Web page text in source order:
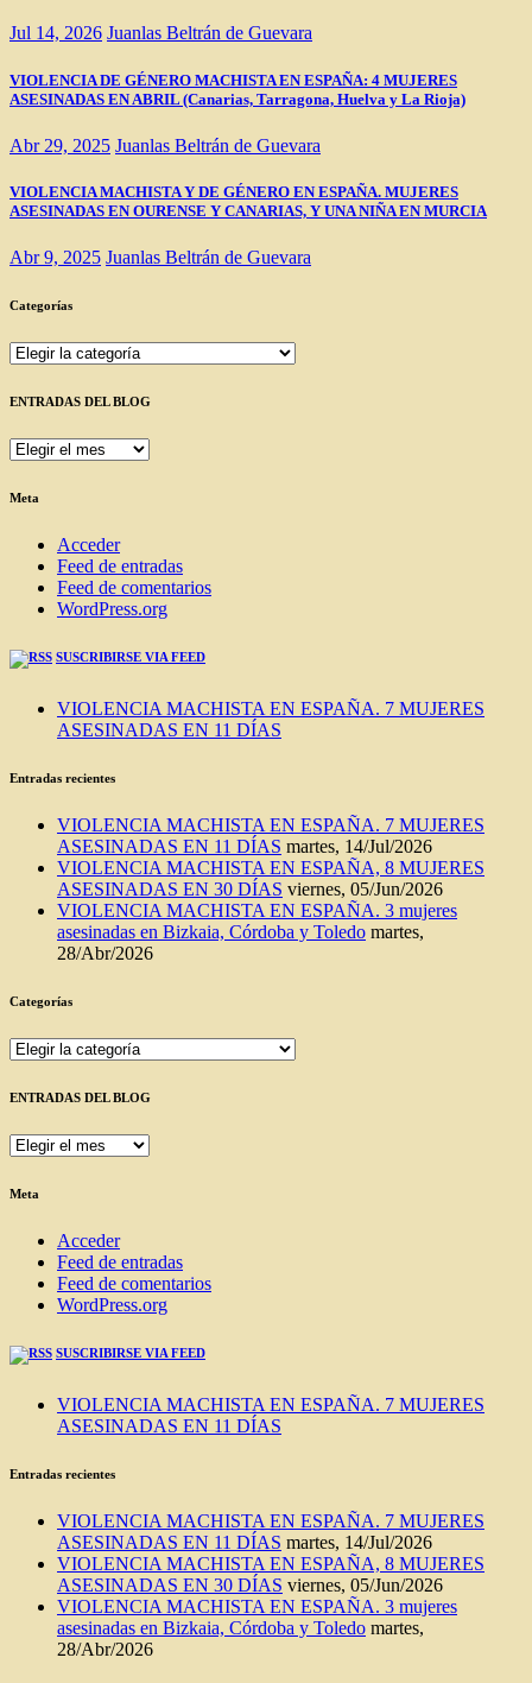
Jul 14, 2026 Juanlas Beltrán de Guevara
VIOLENCIA DE GÉNERO MACHISTA EN ESPAÑA: 4 MUJERES
ASESINADAS EN ABRIL (Canarias, Tarragona, Huelva y La Rioja)
Abr 29, 2025 Juanlas Beltrán de Guevara
VIOLENCIA MACHISTA Y DE GÉNERO EN ESPAÑA. MUJERES
ASESINADAS EN OURENSE Y CANARIAS, Y UNA NIÑA EN MURCIA
Abr 9, 2025 Juanlas Beltrán de Guevara
Categorías
Categorías
ENTRADAS DEL BLOG
ENTRADAS
BLOG
Meta
Acceder
Feed de entradas
Feed de comentarios
WordPress.org
SUSCRIBIRSE VIA FEED
VIOLENCIA MACHISTA EN ESPAÑA. 7 MUJERES
ASESINADAS EN 11 DÍAS
Entradas recientes
VIOLENCIA MACHISTA EN ESPAÑA. 7 MUJERES
ASESINADAS EN 11 DÍAS martes, 14/Jul/2026
VIOLENCIA MACHISTA EN ESPAÑA, 8 MUJERES
ASESINADAS EN 30 DÍAS viernes, 05/Jun/2026
VIOLENCIA MACHISTA EN ESPAÑA. 3 mujeres
asesinadas en Bizkaia, Córdoba y Toledo martes,
28/Abr/2026
Categorías
Categorías
ENTRADAS DEL BLOG
ENTRADAS
BLOG
Meta
Acceder
Feed de entradas
Feed de comentarios
WordPress.org
SUSCRIBIRSE VIA FEED
VIOLENCIA MACHISTA EN ESPAÑA. 7 MUJERES
ASESINADAS EN 11 DÍAS
Entradas recientes
VIOLENCIA MACHISTA EN ESPAÑA. 7 MUJERES
ASESINADAS EN 11 DÍAS martes, 14/Jul/2026
VIOLENCIA MACHISTA EN ESPAÑA, 8 MUJERES
ASESINADAS EN 30 DÍAS viernes, 05/Jun/2026
VIOLENCIA MACHISTA EN ESPAÑA. 3 mujeres
asesinadas en Bizkaia, Córdoba y Toledo martes,
28/Abr/2026